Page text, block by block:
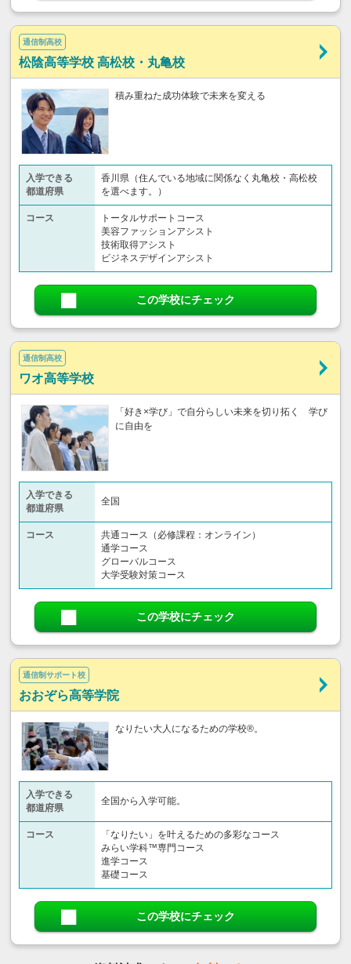
通信制高校
松陰高等学校 高松校・丸亀校
積み重ねた成功体験で未来を変える
入学できる
都道府県
香川県（住んでいる地域に関係なく丸亀校・高松校
を選べます。）
コース
トータルサポートコース
美容ファッションアシスト
技術取得アシスト
ビジネスデザインアシスト
この学校にチェック
通信制高校
ワオ高等学校
「好き×学び」で自分らしい未来を切り拓く 学び
に自由を
入学できる
都道府県
全国
コース
共通コース（必修課程：オンライン）
通学コース
グローバルコース
大学受験対策コース
この学校にチェック
通信制サポート校
おおぞら高等学院
なりたい大人になるための学校®。
入学できる
都道府県
全国から入学可能。
コース
「なりたい」を叶えるための多彩なコース
みらい学科™専門コース
進学コース
基礎コース
この学校にチェック